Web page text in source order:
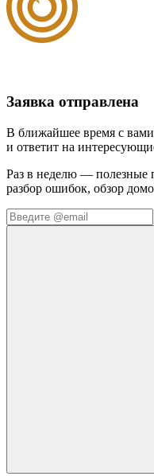
Заявка отправлена
В ближайшее время с
и ответит на
Раз в неделю — полезные
разбор ошибок, обзор